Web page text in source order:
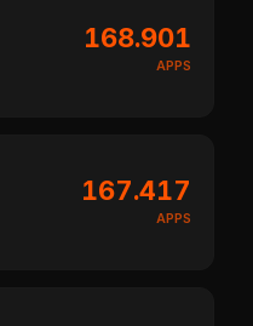
168.901
APPS
167.417
APPS